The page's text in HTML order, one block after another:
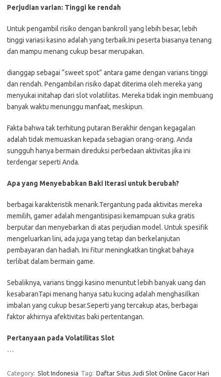
Perjudian varian: Tinggi ke rendah
Untuk pengambil risiko dengan bankroll yang lebih besar, lebih
tinggi variasi kasino adalah yang terbaik.Ini peserta biasanya tenang
dan mampu menang cukup besar merupakan.
dianggap sebagai “sweet spot” antara game dengan varians tinggi
dan rendah. Pengambilan risiko dapat diterima oleh mereka yang
menyukai initahap dari slot volatilitas. Mereka tidak ingin membuang
banyak waktu menunggu manfaat, meskipun.
Fakta bahwa tak terhitung putaran Berakhir dengan kegagalan
adalah tidak memuaskan kepada sebagian orang-orang. Anda
sungguh hanya bermain direduksi perbedaan aktivitas jika ini
terdengar seperti Anda.
Apa yang Menyebabkan Baki Iterasi untuk berubah?
berbagai karakteristik menarik.Tergantung pada aktivitas mereka
memilih, gamer adalah mengantisipasi kemampuan suka gratis
berputar dan menyebarkan di atas perjudian model. Untuk spesifik
mengeluarkan lini, ada juga yang tetap dan berkelanjutan
pembayaran dan hadiah. Ini fitur meningkatkan tingkat bahaya
terlibat dalam bermain game.
Sebaliknya, varians tinggi kasino menuntut lebih banyak uang dan
kesabaranTapi menang hanya satu kucing adalah menghasilkan
imbalan yang cukup besar.Seperti yang tercakup atas, berbagai
faktor akhirnya afektivitas baki pertentangan.
Pertanyaan pada Volatilitas Slot
…
Category: Slot Indonesia Tag: Daftar Situs Judi Slot Online Gacor Hari